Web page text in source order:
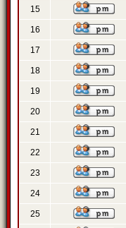
15
16
17
18
19
20
21
22
23
24
25